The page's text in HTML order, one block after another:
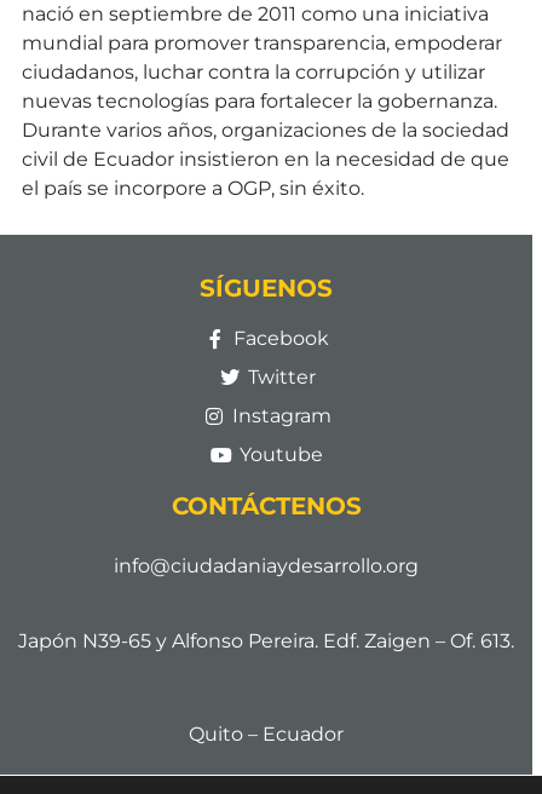
nació en septiembre de 2011 como una iniciativa
mundial para promover transparencia, empoderar
ciudadanos, luchar contra la corrupción y utilizar
nuevas tecnologías para fortalecer la gobernanza.
Durante varios años, organizaciones de la sociedad
civil de Ecuador insistieron en la necesidad de que
el país se incorpore a OGP, sin éxito.
SÍGUENOS
Facebook
Twitter
Instagram
Youtube
CONTÁCTENOS
info@ciudadaniaydesarrollo.org
Japón N39-65 y Alfonso Pereira. Edf. Zaigen – Of. 613.
Quito – Ecuador